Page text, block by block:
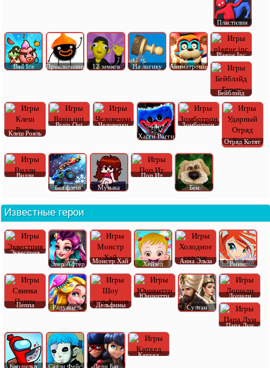
Пластилин
Bad Ice Приключения 12 замков На логику Аниматроник
Plague Inc
Бейблэйд
Клеш Рояль
Brain Out
Человечки
Хагги Вагги
Зомботрон
Отряд Котят
Вилли
Без флеш
Музыка
Поп Ит
Бен
Известные герои
Эквестрия
Эвер Афтер
Монстр Хай Хейзел Анна Эльза Винкс
Пеппа Рапунцель Дельфины
Юникитти
Султан
Лошади
Папа Луи
Бродилки Салли Фейс Леди Баг
Капхед